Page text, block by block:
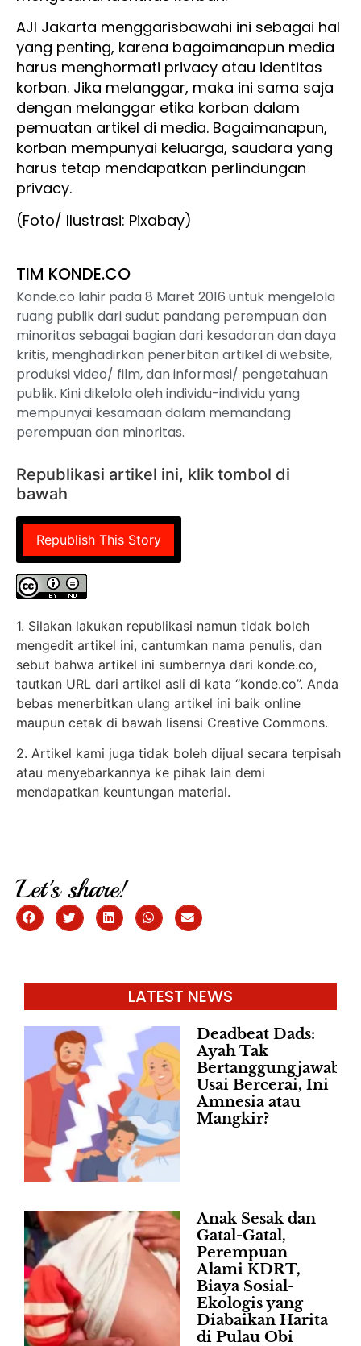
AJI Jakarta menggarisbawahi ini sebagai hal
yang penting, karena bagaimanapun media
harus menghormati privacy atau identitas
korban. Jika melanggar, maka ini sama saja
dengan melanggar etika korban dalam
pemuatan artikel di media. Bagaimanapun,
korban mempunyai keluarga, saudara yang
harus tetap mendapatkan perlindungan
privacy.
(Foto/ Ilustrasi: Pixabay)
TIM KONDE.CO
Konde.co lahir pada 8 Maret 2016 untuk mengelola
ruang publik dari sudut pandang perempuan dan
minoritas sebagai bagian dari kesadaran dan daya
kritis, menghadirkan penerbitan artikel di website,
produksi video/ film, dan informasi/ pengetahuan
publik. Kini dikelola oleh individu-individu yang
mempunyai kesamaan dalam memandang
perempuan dan minoritas.
Republikasi artikel ini, klik tombol di
bawah
Republish This Story
1. Silakan lakukan republikasi namun tidak boleh
mengedit artikel ini, cantumkan nama penulis, dan
sebut bahwa artikel ini sumbernya dari konde.co,
tautkan URL dari artikel asli di kata “konde.co”. Anda
bebas menerbitkan ulang artikel ini baik online
maupun cetak di bawah lisensi Creative Commons.
2. Artikel kami juga tidak boleh dijual secara terpisah
atau menyebarkannya ke pihak lain demi
mendapatkan keuntungan material.
Let's share!
LATEST NEWS
Deadbeat Dads:
Ayah Tak
Bertanggungjawab
Usai Bercerai, Ini
Amnesia atau
Mangkir?
Anak Sesak dan
Gatal-Gatal,
Perempuan
Alami KDRT,
Biaya Sosial-
Ekologis yang
Diabaikan Harita
di Pulau Obi